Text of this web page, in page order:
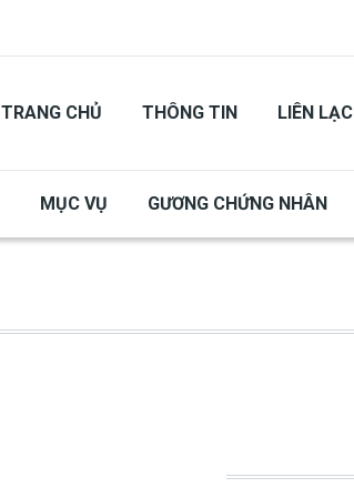
TRANG CHỦ THÔNG TIN LIÊN LẠC
MỤC VỤ GƯƠNG CHỨNG NHÂN